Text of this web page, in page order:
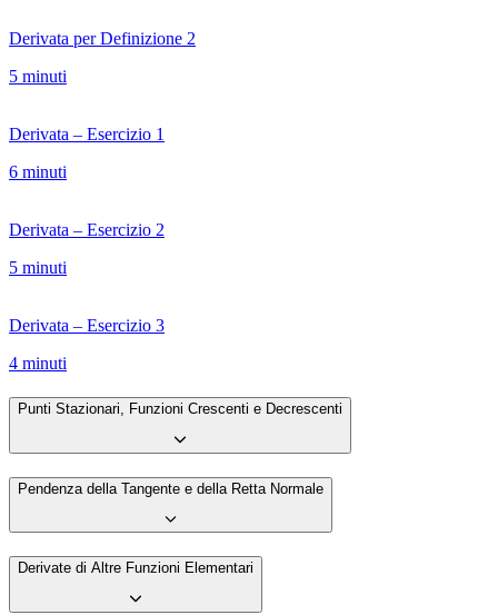
Derivata per Definizione 2
5 minuti
Derivata – Esercizio 1
6 minuti
Derivata – Esercizio 2
5 minuti
Derivata – Esercizio 3
4 minuti
Punti Stazionari, Funzioni Crescenti e Decrescenti
Pendenza della Tangente e della Retta Normale
Derivate di Altre Funzioni Elementari